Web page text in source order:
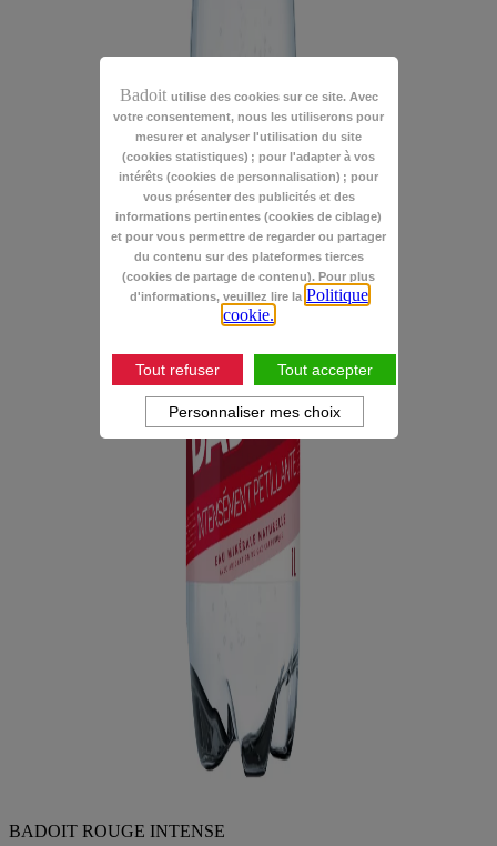
Badoit utilise des cookies sur ce site. Avec
votre consentement, nous les utiliserons pour
mesurer et analyser l'utilisation du site
(cookies statistiques) ; pour l'adapter à vos
intérêts (cookies de personnalisation) ; pour
vous présenter des publicités et des
informations pertinentes (cookies de ciblage)
et pour vous permettre de regarder ou partager
du contenu sur des plateformes tierces
(cookies de partage de contenu). Pour plus
d'informations, veuillez lire la Politique
cookie.
Tout refuser Tout accepter
Personnaliser mes choix
BADOIT ROUGE INTENSE